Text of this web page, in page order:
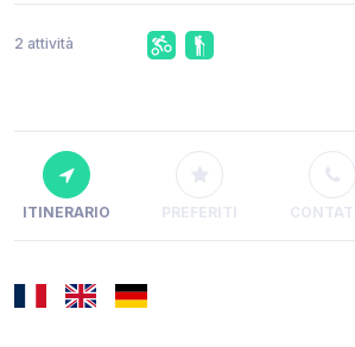
2 attività
ITINERARIO PREFERITI